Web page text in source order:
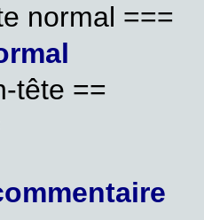
normal ===
tête ==